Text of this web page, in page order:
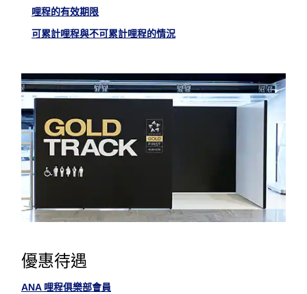
哩程的有效期限
可累計哩程與不可累計哩程的情況
優惠待遇
ANA 哩程俱樂部會員